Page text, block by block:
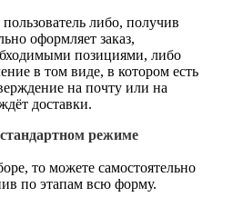
либо, получив
оформляет заказ,
позициями, либо
в том виде, в котором есть
на почту или на
доставки.
режиме
то можете самостоятельно
по этапам всю форму.